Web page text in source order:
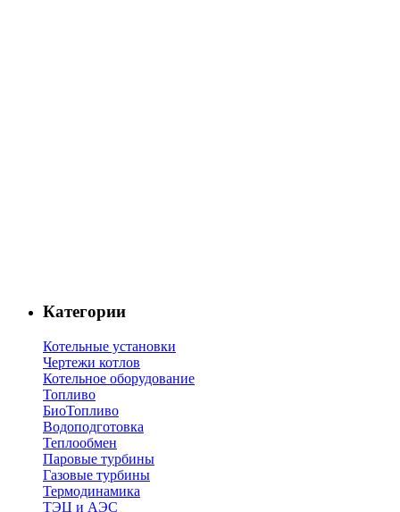
Категории
Котельные установки
Чертежи котлов
Котельное оборудование
Топливо
БиоТопливо
Водоподготовка
Теплообмен
Паровые турбины
Газовые турбины
Термодинамика
ТЭЦ и АЭС